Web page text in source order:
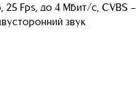
Fps, до 4 Мбит/с, CVBS –
звук